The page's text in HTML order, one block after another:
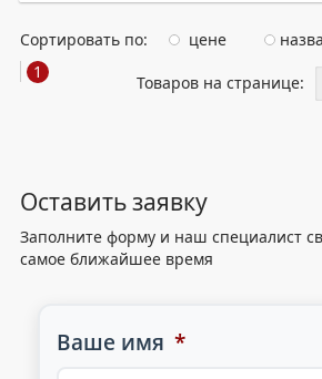
Сортировать по: цене
1
Товаров на странице:
Оставить заявку
Заполните форму и наш специалист
самое ближайшее время
Ваше имя *